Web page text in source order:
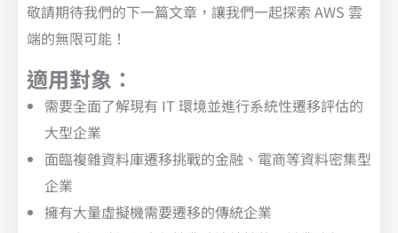
敬請期待我們的下一篇文章，讓我們一起探索 AWS 雲
端的無限可能！
適用對象：
需要全面了解現有 IT 環境並進行系統性遷移評估的
大型企業
面臨複雜資料庫遷移挑戰的金融、電商等資料密集型
企業
擁有大量虛擬機需要遷移的傳統企業